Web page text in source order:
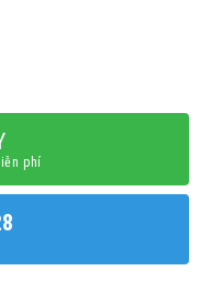
số lượng
phí